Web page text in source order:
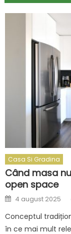
Casa Si Gradina
Când masa
open space
Posted
on
4 august 2025
Conceptul
în ce mai mult